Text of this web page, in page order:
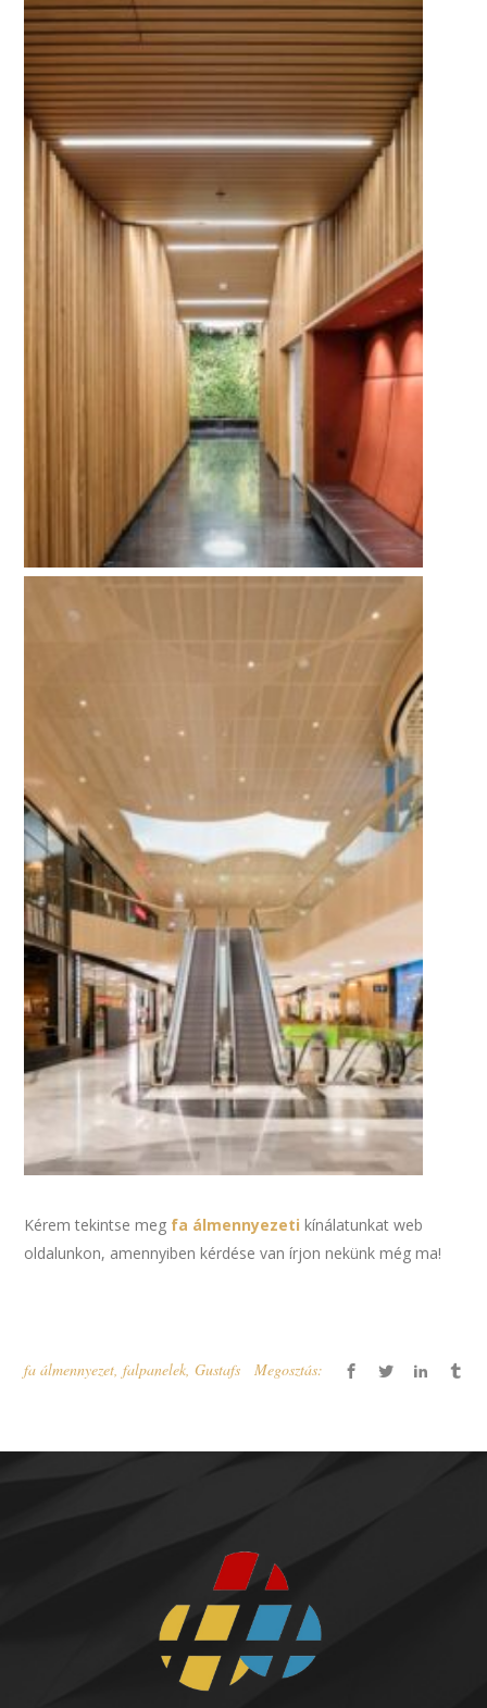
Kérem tekintse meg fa álmennyezeti kínálatunkat web
oldalunkon, amennyiben kérdése van írjon nekünk még ma!
fa álmennyezet,falpanelek,Gustafs Megosztás: